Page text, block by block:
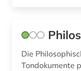
Die
Tondokumente